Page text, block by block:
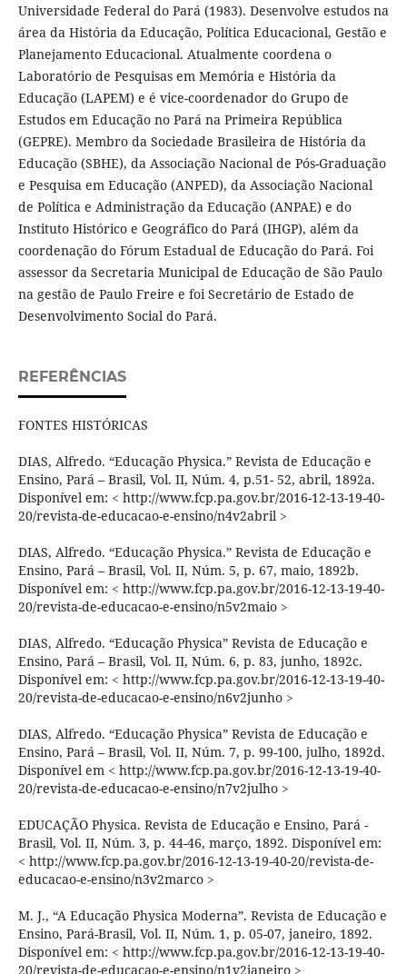
Universidade Federal do Pará (1983). Desenvolve estudos na
área da História da Educação, Política Educacional, Gestão e
Planejamento Educacional. Atualmente coordena o
Laboratório de Pesquisas em Memória e História da
Educação (LAPEM) e é vice-coordenador do Grupo de
Estudos em Educação no Pará na Primeira República
(GEPRE). Membro da Sociedade Brasileira de História da
Educação (SBHE), da Associação Nacional de Pós-Graduação
e Pesquisa em Educação (ANPED), da Associação Nacional
de Política e Administração da Educação (ANPAE) e do
Instituto Histórico e Geográfico do Pará (IHGP), além da
coordenação do Fórum Estadual de Educação do Pará. Foi
assessor da Secretaria Municipal de Educação de São Paulo
na gestão de Paulo Freire e foi Secretário de Estado de
Desenvolvimento Social do Pará.
REFERÊNCIAS
FONTES HISTÓRICAS
DIAS, Alfredo. “Educação Physica.” Revista de Educação e
Ensino, Pará – Brasil, Vol. II, Núm. 4, p.51- 52, abril, 1892a.
Disponível em: < http://www.fcp.pa.gov.br/2016-12-13-19-40-
20/revista-de-educacao-e-ensino/n4v2abril >
DIAS, Alfredo. “Educação Physica.” Revista de Educação e
Ensino, Pará – Brasil, Vol. II, Núm. 5, p. 67, maio, 1892b.
Disponível em: < http://www.fcp.pa.gov.br/2016-12-13-19-40-
20/revista-de-educacao-e-ensino/n5v2maio >
DIAS, Alfredo. “Educação Physica” Revista de Educação e
Ensino, Pará – Brasil, Vol. II, Núm. 6, p. 83, junho, 1892c.
Disponível em: < http://www.fcp.pa.gov.br/2016-12-13-19-40-
20/revista-de-educacao-e-ensino/n6v2junho >
DIAS, Alfredo. “Educação Physica” Revista de Educação e
Ensino, Pará – Brasil, Vol. II, Núm. 7, p. 99-100, julho, 1892d.
Disponível em < http://www.fcp.pa.gov.br/2016-12-13-19-40-
20/revista-de-educacao-e-ensino/n7v2julho >
EDUCAÇÃO Physica. Revista de Educação e Ensino, Pará -
Brasil, Vol. II, Núm. 3, p. 44-46, março, 1892. Disponível em:
< http://www.fcp.pa.gov.br/2016-12-13-19-40-20/revista-de-
educacao-e-ensino/n3v2marco >
M. J., “A Educação Physica Moderna”. Revista de Educação e
Ensino, Pará-Brasil, Vol. II, Núm. 1, p. 05-07, janeiro, 1892.
Disponível em: < http://www.fcp.pa.gov.br/2016-12-13-19-40-
20/revista-de-educacao-e-ensino/n1v2janeiro >